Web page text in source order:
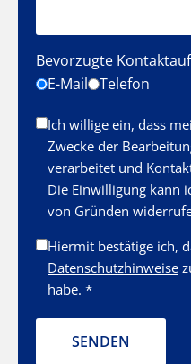
Bevorzugte
E-Mail
Telefon
Ich willige ein, dass
Zwecke der
verarbeitet und
Die Einwilligung kann
von Gründen
Hiermit bestätige ich,
Datenschutzhinweise
habe. *
SENDEN